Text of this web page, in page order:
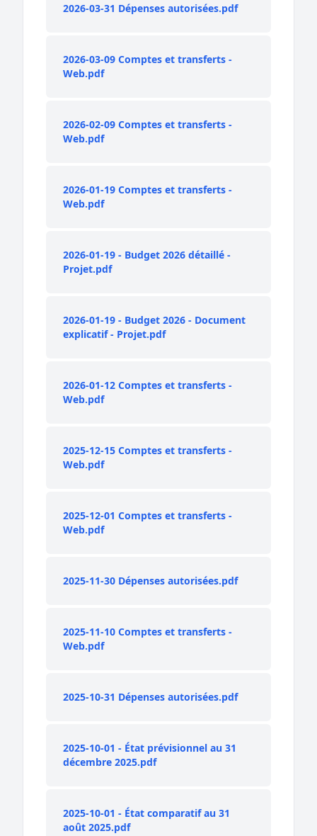
2026-03-31 Dépenses autorisées.pdf
2026-03-09 Comptes et transferts -
Web.pdf
2026-02-09 Comptes et transferts -
Web.pdf
2026-01-19 Comptes et transferts -
Web.pdf
2026-01-19 - Budget 2026 détaillé -
Projet.pdf
2026-01-19 - Budget 2026 - Document
explicatif - Projet.pdf
2026-01-12 Comptes et transferts -
Web.pdf
2025-12-15 Comptes et transferts -
Web.pdf
2025-12-01 Comptes et transferts -
Web.pdf
2025-11-30 Dépenses autorisées.pdf
2025-11-10 Comptes et transferts -
Web.pdf
2025-10-31 Dépenses autorisées.pdf
2025-10-01 - État prévisionnel au 31
décembre 2025.pdf
2025-10-01 - État comparatif au 31
août 2025.pdf